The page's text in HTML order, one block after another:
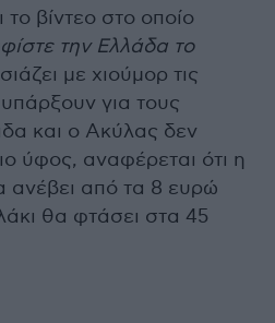
το βίντεο στο οποίο
την Ελλάδα το
με χιούμορ τις
για τους
και ο Ακύλας δεν
ύφος, αναφέρεται ότι η
ανέβει από τα 8 ευρώ
θα φτάσει στα 45